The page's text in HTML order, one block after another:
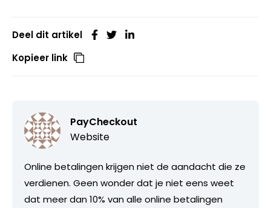
Deel dit artikel
Kopieer link
PayCheckout
Website
Online betalingen krijgen niet de aandacht die ze
verdienen. Geen wonder dat je niet eens weet
dat meer dan 10% van alle online betalingen